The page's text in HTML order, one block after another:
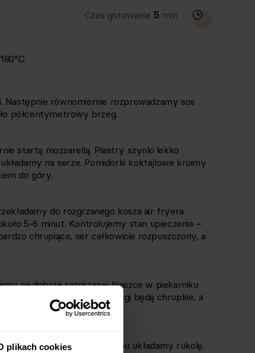
plikach cookies
Czas gotowania: 5 min.
Następnie równomiernie rozprowadzamy sos
półcentymetrowy brzeg.
startą mozzarellą. Plastry szynki lekko
na serze. Pomidorki koktajlowe kroimy
do góry.
do rozgrzanego kosza air fryera.
5-6 minut. Kontrolujemy stan upieczenia –
chrupiące, ser całkowicie rozpuszczony, a
na dobrze rozgrzanej blaszce w piekarniku
około 7-9 minut, aż brzegi będą chrupkie, a
Na gorącym wierzchu układamy rukolę.